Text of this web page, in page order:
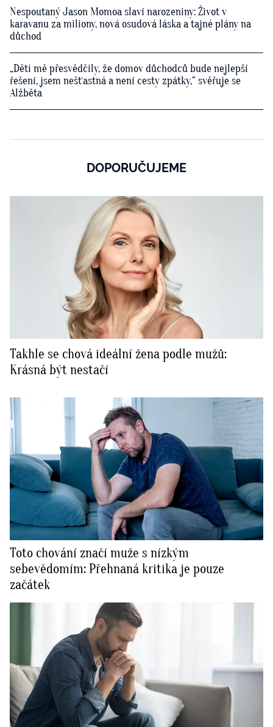
Nespoutaný Jason Momoa slaví narozeniny: Život v
karavanu za miliony, nová osudová láska a tajné plány na
důchod
„Děti mě přesvědčily, že domov důchodců bude nejlepší
řešení, jsem nešťastná a není cesty zpátky,“ svěřuje se
Alžběta
DOPORUČUJEME
Takhle se chová ideální žena podle mužů:
Krásná být nestačí
Toto chování značí muže s nízkým
sebevědomím: Přehnaná kritika je pouze
začátek